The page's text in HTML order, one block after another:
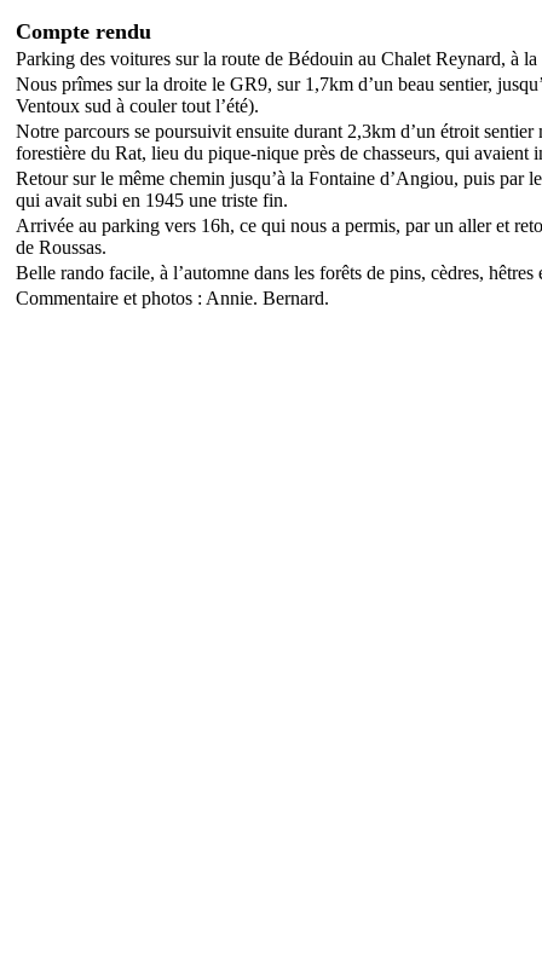
Compte rendu
Parking des voitures sur la route de Bédouin au Chalet Reynard, à
Nous prîmes sur la droite le GR9, sur 1,7km d’un beau sentier,
Ventoux sud à couler tout l’été).
Notre parcours se poursuivit ensuite durant 2,3km d’un étroit
forestière du Rat, lieu du pique-nique près de chasseurs, qui
Retour sur le même chemin jusqu’à la Fontaine d’Angiou, puis par
qui avait subi en 1945 une triste fin.
Arrivée au parking vers 16h, ce qui nous a permis, par un aller et
de Roussas.
Belle rando facile, à l’automne dans les forêts de pins, cèdres,
Commentaire et photos : Annie. Bernard.